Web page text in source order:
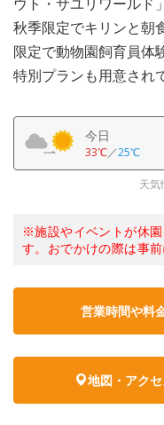
秋季限定でキリンと朝
限定で動物園飼育員体
特別プランも用意され
今日
33℃／25℃
天気
※施設やイベントが休
す。おでかけの際は事前
営業時間や料
地図・アク